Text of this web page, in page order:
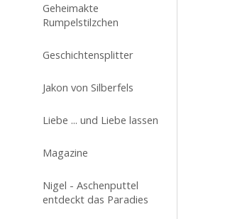
Geheimakte
Rumpelstilzchen
Geschichtensplitter
Jakon von Silberfels
Liebe ... und Liebe lassen
Magazine
Nigel - Aschenputtel
entdeckt das Paradies